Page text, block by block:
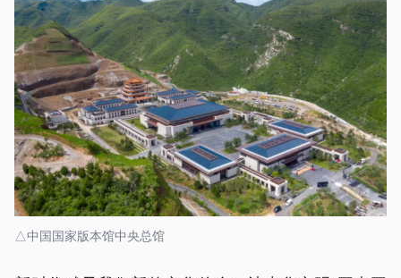
△中国国家版本馆中央总馆